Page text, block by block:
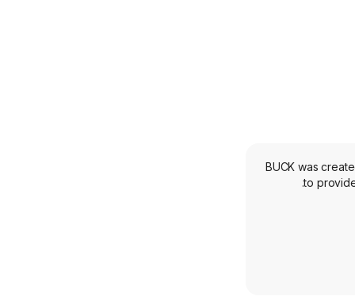
BUCK was
to